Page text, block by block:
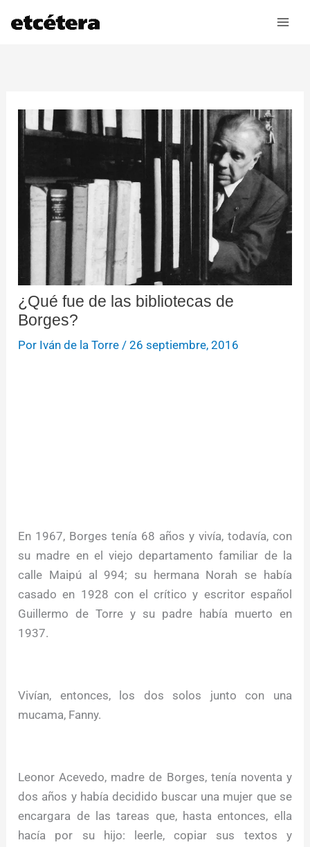
¿Qué fue de las bibliotecas de
Borges?
Por Iván de la Torre /26 septiembre, 2016
En 1967, Borges tenía 68 años y vivía, todavía, con
su madre en el viejo departamento familiar de la
calle Maipú al 994; su hermana Norah se había
casado en 1928 con el crítico y escritor español
Guillermo de Torre y su padre había muerto en
1937.
Vivían, entonces, los dos solos junto con una
mucama, Fanny.
Leonor Acevedo, madre de Borges, tenía noventa y
dos años y había decidido buscar una mujer que se
encargara de las tareas que, hasta entonces, ella
hacía por su hijo: leerle, copiar sus textos y